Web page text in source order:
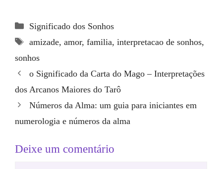
Categorias
Significado dos Sonhos
Tags
amizade, amor, familia, interpretacao de sonhos,
sonhos
o Significado da Carta do Mago – Interpretações
dos Arcanos Maiores do Tarô
Números da Alma: um guia para iniciantes em
numerologia e números da alma
Deixe um comentário